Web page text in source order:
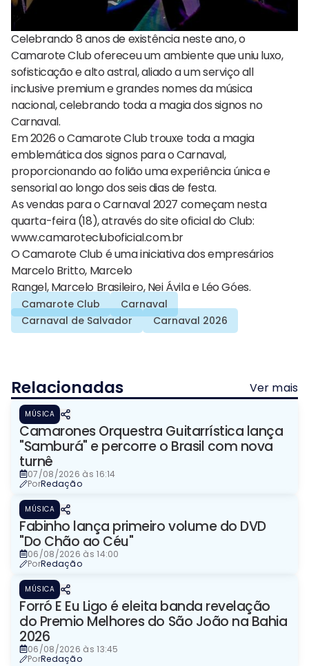
Celebrando 8 anos de existência neste ano, o
Camarote Club ofereceu um ambiente que uniu luxo,
sofisticação e alto astral, aliado a um serviço all
inclusive premium e grandes nomes da música
nacional, celebrando toda a magia dos signos no
Carnaval.
Em 2026 o Camarote Club trouxe toda a magia
emblemática dos signos para o Carnaval,
proporcionando ao folião uma experiência única e
sensorial ao longo dos seis dias de festa.
As vendas para o Carnaval 2027 começam nesta
quarta-feira (18), através do site oficial do Club:
www.camarotecluboficial.com.br
O Camarote Club é uma iniciativa dos empresários
Marcelo Britto, Marcelo
Rangel, Marcelo Brasileiro, Nei Ávila e Léo Góes.
Camarote Club
Carnaval
Carnaval de Salvador
Carnaval 2026
Relacionadas Ver mais
MÚSICA
Camarones Orquestra Guitarrística lança
"Samburá" e percorre o Brasil com nova
turnê
07/08/2026 às 16:14
PorRedação
MÚSICA
Fabinho lança primeiro volume do DVD
"Do Chão ao Céu"
06/08/2026 às 14:00
PorRedação
MÚSICA
Forró E Eu Ligo é eleita banda revelação
do Premio Melhores do São João na Bahia
2026
06/08/2026 às 13:45
PorRedação